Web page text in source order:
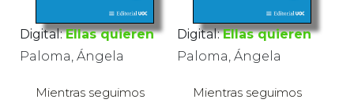
Digital: Ellas quieren
Paloma, Ángela
Mientras seguimos
Digital: Ellas quieren
Paloma, Ángela
Mientras seguimos